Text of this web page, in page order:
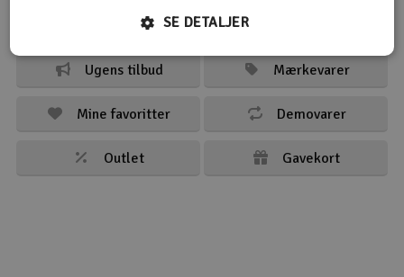
Smarthjem, leg og hobby
Solenergi
Værktøj, udstyr og tilbehør
Gavekort
Mest solgt
Ugens tilbud Mærkevarer
Mine favoritter Demovarer
Outlet Gavekort
SE DETALJER